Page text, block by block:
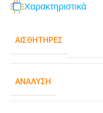
Χαρακτηριστικά
ΑΙΣΘΗΤΉΡΕΣ
ΑΝΆΛΥΣΗ